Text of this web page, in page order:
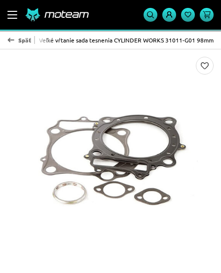
Späť
vŕtania Veľké vŕtanie sada tesnenia CYLINDER WORKS 31011-G01 98mm